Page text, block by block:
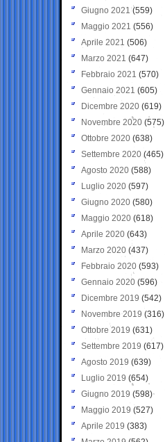
Giugno 2021(559)
Maggio 2021 (556)
Aprile 2021 (506)
Marzo 2021 (647)
Febbraio 2021 (570)
Gennaio 2021 (605)
Dicembre 2020 (619)
Novembre 2020 (575)
Ottobre 2020 (638)
Settembre 2020(465)
Agosto 2020 (588)
Luglio 2020 (597)
Giugno 2020 (580)
Maggio 2020 (618)
Aprile 2020 (643)
Marzo 2020 (437)
Febbraio 2020 (593)
Gennaio 2020 (596)
Dicembre 2019 (542)
Novembre 2019 (316)
Ottobre 2019 (631)
Settembre 2019 (617)
Agosto 2019 (639)
Luglio 2019 (654)
Giugno 2019 (598)
Maggio 2019 (527)
Aprile 2019 (383)